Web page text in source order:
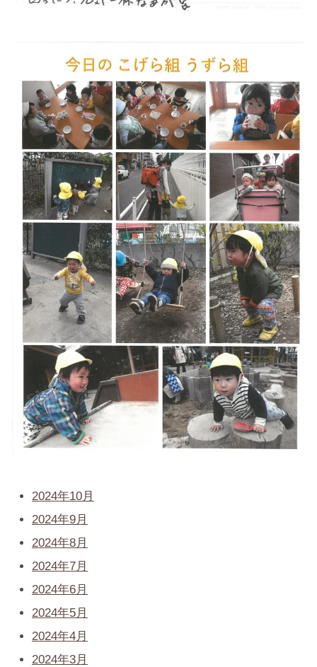
2024年10月
2024年9月
2024年8月
2024年7月
2024年6月
2024年5月
2024年4月
2024年3月